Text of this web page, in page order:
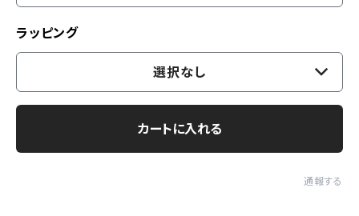
ラッピング
選択なし
カートに入れる
通報する